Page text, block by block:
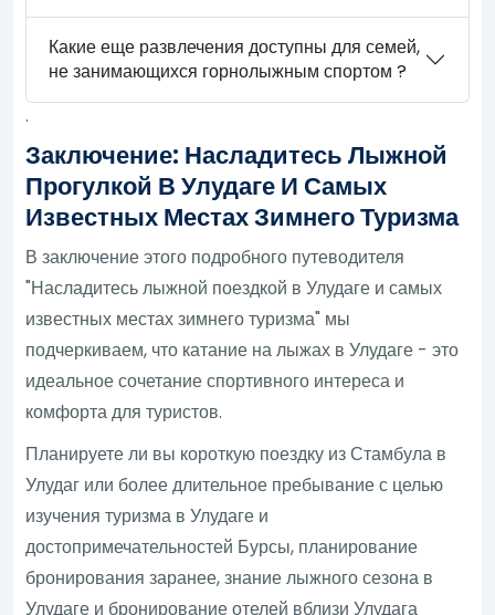
Какие еще развлечения доступны для семей,
не занимающихся горнолыжным спортом ?
.
Заключение: Насладитесь Лыжной
Прогулкой В Улудаге И Самых
Известных Местах Зимнего Туризма
В заключение этого подробного путеводителя
"Насладитесь лыжной поездкой в Улудаге и самых
известных местах зимнего туризма" мы
подчеркиваем, что катание на лыжах в Улудаге - это
идеальное сочетание спортивного интереса и
комфорта для туристов.
Планируете ли вы короткую поездку из Стамбула в
Улудаг или более длительное пребывание с целью
изучения туризма в Улудаге и
достопримечательностей Бурсы, планирование
бронирования заранее, знание лыжного сезона в
Улудаге и бронирование отелей вблизи Улудага